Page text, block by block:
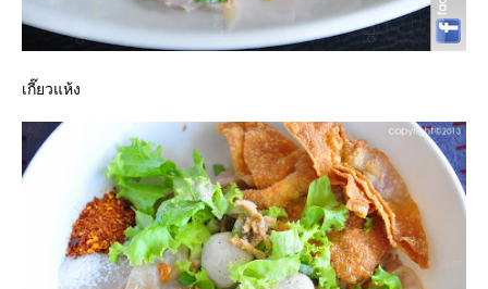
เกี๊ยวแห้ง